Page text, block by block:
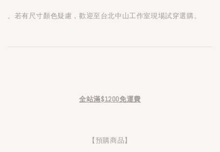
。若有尺寸顏色疑慮，歡迎至台北中山工作室現場試穿選購。
全站滿$1200免運費
【預購商品】